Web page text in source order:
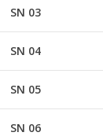
SN 03
SN 04
SN 05
SN 06